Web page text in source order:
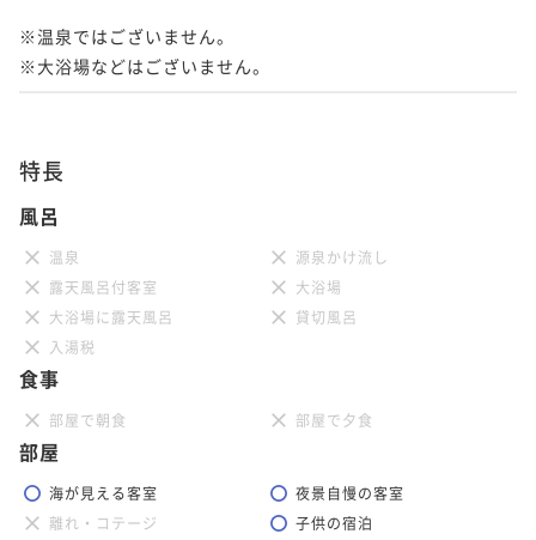
※温泉ではございません。
※大浴場などはございません。
特長
風呂
温泉
源泉かけ流し
露天風呂付客室
大浴場
大浴場に露天風呂
貸切風呂
入湯税
食事
部屋で朝食 部屋で夕食
部屋
海が見える客室
夜景自慢の客室
離れ・コテージ
子供の宿泊